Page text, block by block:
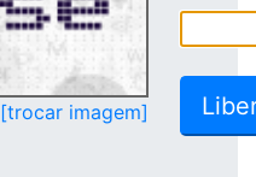
[trocar imagem]